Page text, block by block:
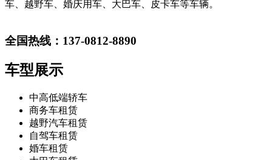
车、越野车、婚庆用车、大巴车、皮卡车等车辆。
全国热线：137-0812-8890
车型展示
中高低端轿车
商务车租赁
越野汽车租赁
自驾车租赁
婚车租赁